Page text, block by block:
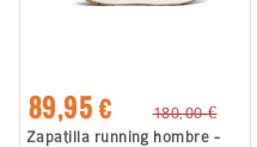
89,95 €
180,00 €
Zapatilla running hombre -